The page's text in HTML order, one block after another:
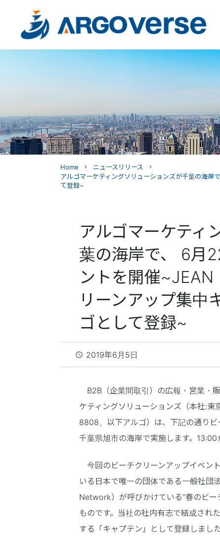
Home navigate_next ニュースリリース navigate_next
アルゴマーケティングソリューションズが千葉の海岸
て登録~
アルゴマーケティ
葉の海岸で、 6月
ントを開催~JEAN
リーンアップ集中
ゴとして登録~
access_time 2019年6月5日
B2B（企業間取引）の広報・営業・
ケティングソリューションズ（本社:
8808、以下アルゴ）は、下記の通り
千葉県旭市の海岸で実施します。13:00
今回のビーチクリーンアップイベン
いる日本で唯一の団体である一般社
Network）が呼びかけている“春のビー
ものです。当社の社内有志で結成され
する「キャプテン」として登録しました